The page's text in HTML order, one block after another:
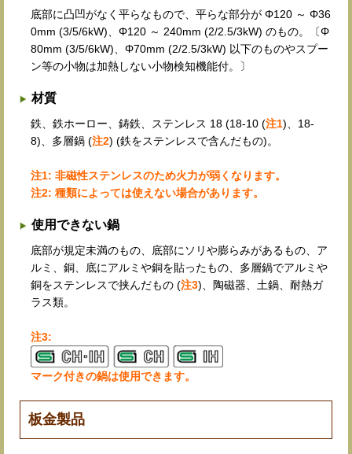
底部に凸凹がなく平らなもので、平らな部分が Φ120 ～ Φ36
0mm (3/5/6kW)、Φ120 ～ 240mm (2/2.5/3kW) のもの。〔Φ
80mm (3/5/6kW)、Φ70mm (2/2.5/3kW) 以下のものやスプー
ン等の小物は加熱しない小物検知機能付。〕
材質
鉄、鉄ホーロー、鋳鉄、ステンレス 18 (18-10 (注1)、18-
8)、多層鍋 (注2) (鉄をステンレスで含んだもの)。
注1: 非磁性ステンレスのため火力が弱くなります。
注2: 種類によっては使えない場合があります。
使用できない鍋
底部が規定未満のもの、底部にソリや膨らみがあるもの、ア
ルミ、銅、底にアルミや銅を貼ったもの、多層鍋でアルミや
銅をステンレスで挟んだもの (注3)、陶磁器、土鍋、耐熱ガ
ラス類。
注3:
マーク付きの鍋は使用できます。
板金製品